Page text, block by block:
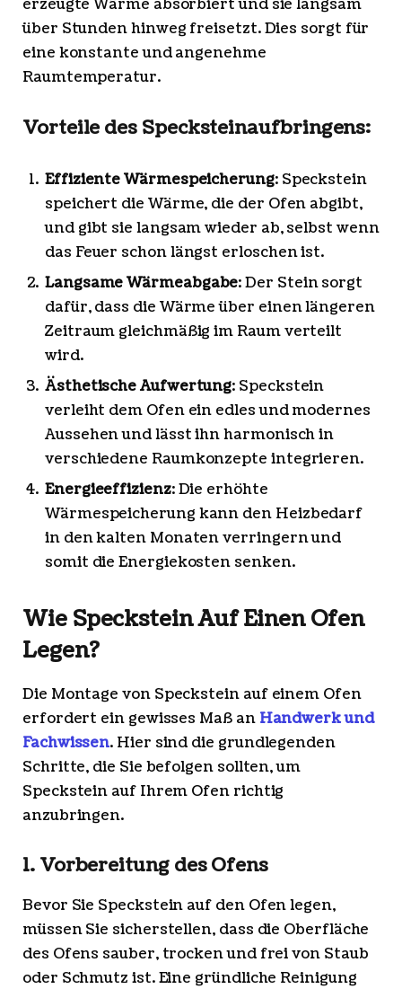
erzeugte Wärme absorbiert und sie langsam
über Stunden hinweg freisetzt. Dies sorgt für
eine konstante und angenehme
Raumtemperatur.
Vorteile des Specksteinaufbringens:
Effiziente Wärmespeicherung: Speckstein
speichert die Wärme, die der Ofen abgibt,
und gibt sie langsam wieder ab, selbst wenn
das Feuer schon längst erloschen ist.
Langsame Wärmeabgabe: Der Stein sorgt
dafür, dass die Wärme über einen längeren
Zeitraum gleichmäßig im Raum verteilt
wird.
Ästhetische Aufwertung: Speckstein
verleiht dem Ofen ein edles und modernes
Aussehen und lässt ihn harmonisch in
verschiedene Raumkonzepte integrieren.
Energieeffizienz: Die erhöhte
Wärmespeicherung kann den Heizbedarf
in den kalten Monaten verringern und
somit die Energiekosten senken.
Wie Speckstein Auf Einen Ofen
Legen?
Die Montage von Speckstein auf einem Ofen
erfordert ein gewisses Maß an Handwerk und
Fachwissen. Hier sind die grundlegenden
Schritte, die Sie befolgen sollten, um
Speckstein auf Ihrem Ofen richtig
anzubringen.
1. Vorbereitung des Ofens
Bevor Sie Speckstein auf den Ofen legen,
müssen Sie sicherstellen, dass die Oberfläche
des Ofens sauber, trocken und frei von Staub
oder Schmutz ist. Eine gründliche Reinigung